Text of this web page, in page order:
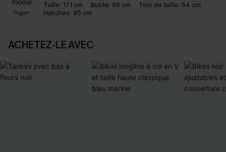
Taille: 171 cm Buste: 88 cm Tour de taille: 64 cm
Hanches: 95 cm
ACHETEZ‑LE AVEC